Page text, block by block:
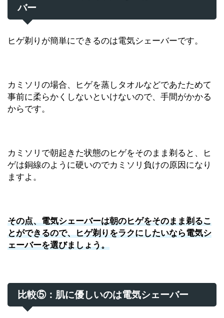
バー
ヒゲ剃りが簡単にできるのは電気シェーバーです。
カミソリの場合、ヒゲを蒸しタオルなどであたためて
事前に柔らかくしないといけないので、手間がかかる
からです。
カミソリで朝起きた状態のヒゲをそのまま剃ると、ヒ
ゲは銅線のように硬いのでカミソリ負けの原因になり
ますよ。
その点、電気シェーバーは朝のヒゲをそのまま剃るこ
とができるので、ヒゲ剃りをラクにしたいなら電気シ
ェーバーを選びましょう。
比較⑤：肌に優しいのは電気シェーバー